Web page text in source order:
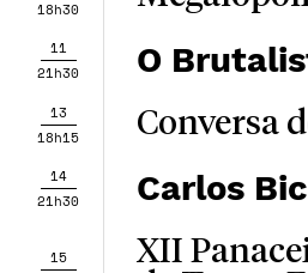
18h30
11
21h30
O
13
18h15
Conversa
14
21h30
Carlos
15
XII